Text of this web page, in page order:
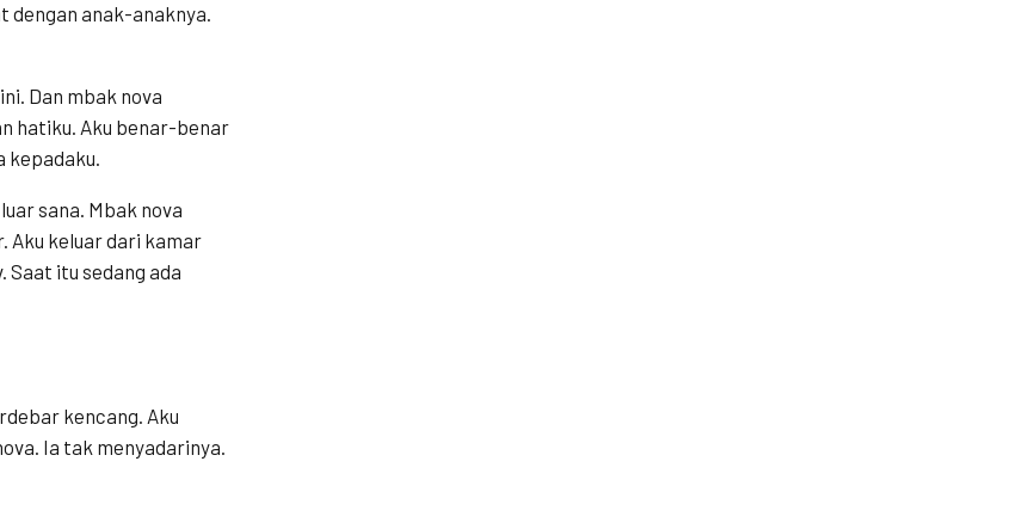
dengan anak-anaknya.
Dan mbak nova
hatiku. Aku benar-benar
kepadaku.
sana. Mbak nova
Aku keluar dari kamar
Saat itu sedang ada
kencang. Aku
Ia tak menyadarinya.